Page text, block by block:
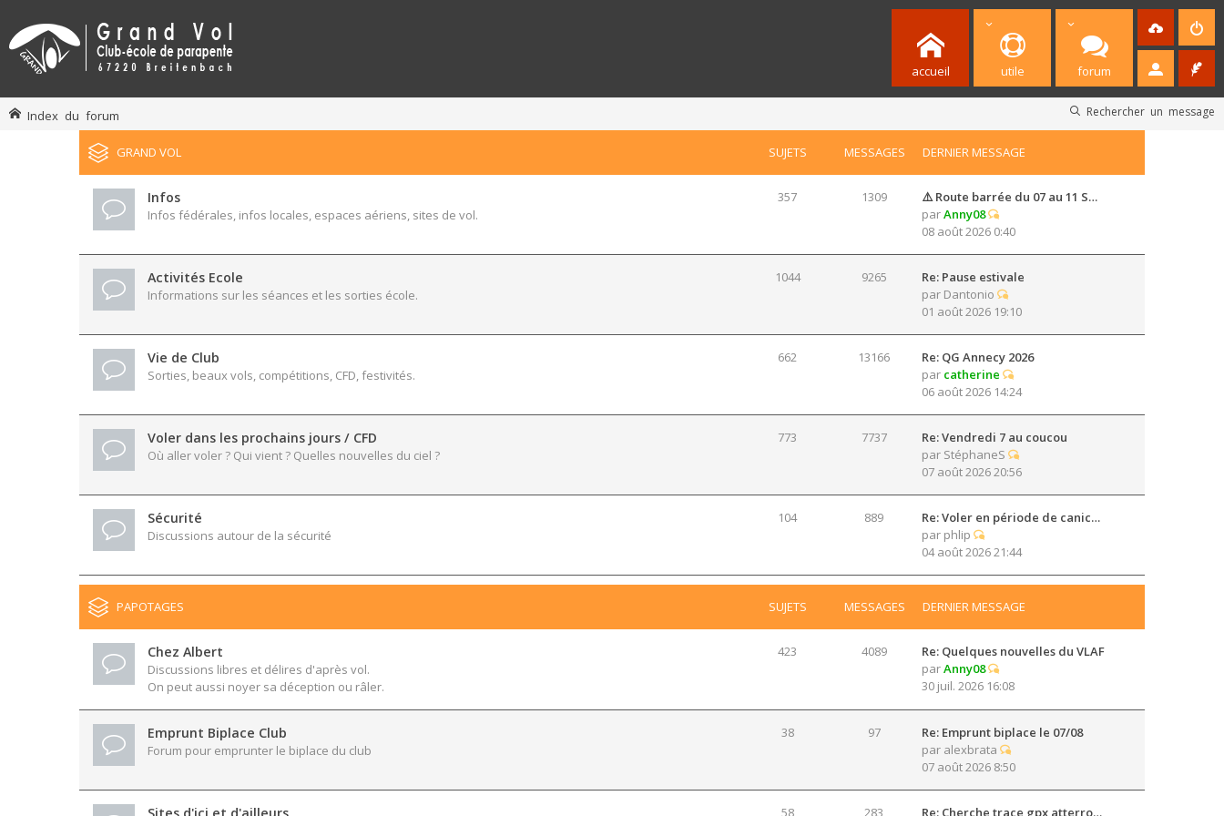
accueil utile forum
Rechercher un message
Index du forum
GRAND VOL SUJETS MESSAGES DERNIER MESSAGE
Infos
Infos fédérales, infos locales, espaces aériens, sites de vol.
357 1309
⚠️ Route barrée du 07 au 11 S…
parAnny08
08 août 2026 0:40
Activités Ecole
Informations sur les séances et les sorties école.
1044 9265
Re: Pause estivale
par Dantonio
01 août 2026 19:10
Vie de Club
Sorties, beaux vols, compétitions, CFD, festivités.
662 13166
Re: QG Annecy 2026
par catherine
06 août 2026 14:24
Voler dans les prochains jours / CFD
Où aller voler ? Qui vient ? Quelles nouvelles du ciel ?
773 7737
Re: Vendredi 7 au coucou
par StéphaneS
07 août 2026 20:56
Sécurité
Discussions autour de la sécurité
104 889
Re: Voler en période de canic…
par phlip
04 août 2026 21:44
PAPOTAGES SUJETS MESSAGES DERNIER MESSAGE
Chez Albert
Discussions libres et délires d'après vol.
On peut aussi noyer sa déception ou râler.
423 4089
Re: Quelques nouvelles du VLAF
parAnny08
30 juil. 2026 16:08
Emprunt Biplace Club
Forum pour emprunter le biplace du club
38 97
Re: Emprunt biplace le 07/08
par alexbrata
07 août 2026 8:50
58 283 Re: Cherche trace gpx atterro…